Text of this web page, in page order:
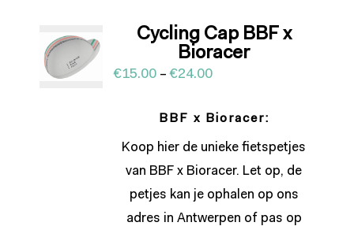
Cycling Cap BBF x
Bioracer
€15.00–€24.00
BBF x Bioracer:
Koop hier de unieke fietspetjes
van BBF x Bioracer. Let op, de
petjes kan je ophalen op ons
adres in Antwerpen of pas op